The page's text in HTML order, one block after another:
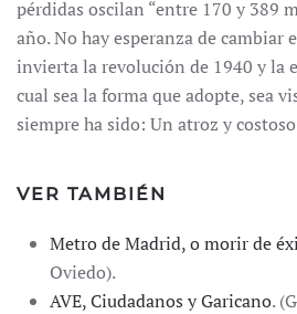
pérdidas oscilan “entre 170 y 389
año. No hay esperanza de cambiar
invierta la revolución de 1940 y la
cual sea la forma que adopte, sea
siempre ha sido: Un atroz y
VER TAMBIÉN
Metro de Madrid, o morir de
Oviedo).
AVE, Ciudadanos y Garicano.